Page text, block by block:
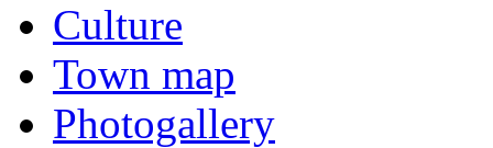
Culture
Town map
Photogallery